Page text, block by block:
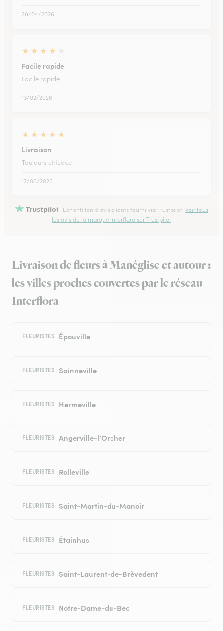
28/04/2026
★ ★ ★ ★
Facile rapide
Facile rapide
13/02/2026
★ ★ ★ ★ ★
Livraison
Toujours efficace
12/06/2026
Trustpilot Échantillon d'avis clients fourni via Trustpilot. Voir tous
les avis de la marque Interflora sur Trustpilot
Livraison de fleurs à Manéglise et autour :
les villes proches couvertes par le réseau
Interflora
FLEURISTES Épouville
FLEURISTES Sainneville
FLEURISTES Hermeville
FLEURISTES Angerville-l’Orcher
FLEURISTES Rolleville
FLEURISTES Saint-Martin-du-Manoir
FLEURISTES Étainhus
FLEURISTES Saint-Laurent-de-Brèvedent
FLEURISTES Notre-Dame-du-Bec